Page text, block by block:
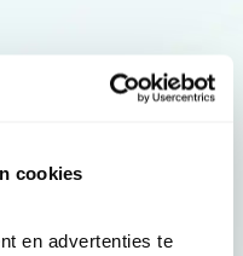
cookies
en advertenties te
acties en tips